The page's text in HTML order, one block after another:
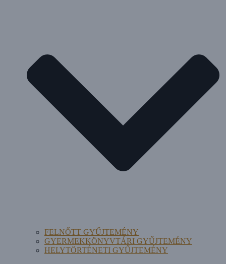
FELNŐTT GYŰJTEMÉNY
GYERMEKKÖNYVTÁRI GYŰJTEMÉNY
HELYTÖRTÉNETI GYŰJTEMÉNY